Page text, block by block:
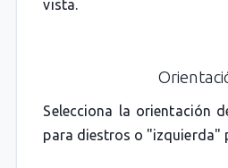
vista.
Selecciona la orientación
para diestros o "izquierda"